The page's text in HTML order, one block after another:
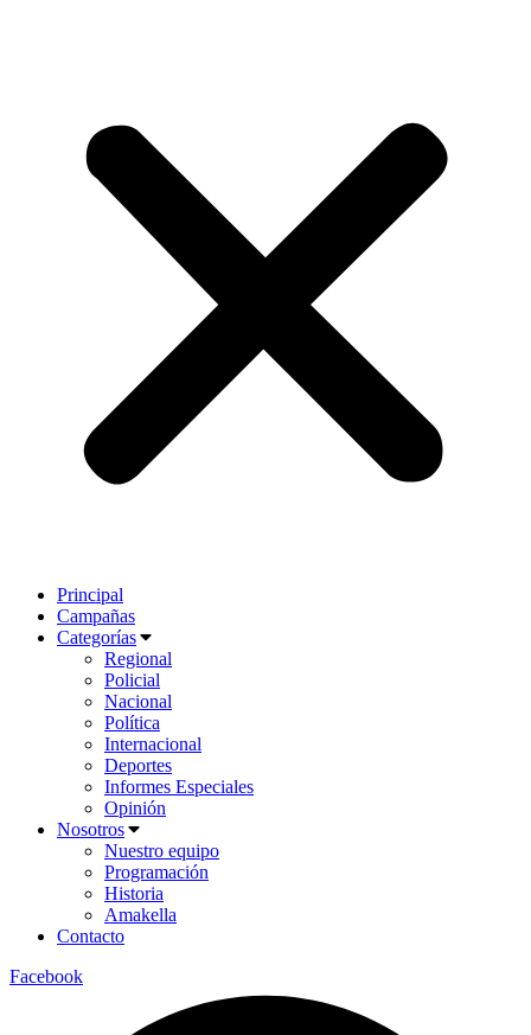
Principal
Campañas
Categorías
Regional
Policial
Nacional
Política
Internacional
Deportes
Informes Especiales
Opinión
Nosotros
Nuestro equipo
Programación
Historia
Amakella
Contacto
Facebook